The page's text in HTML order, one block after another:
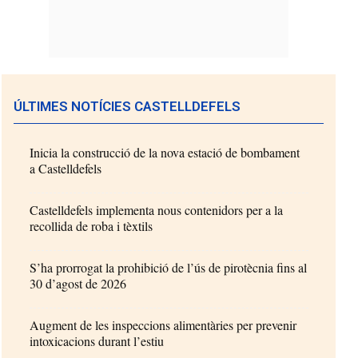
ÚLTIMES NOTÍCIES CASTELLDEFELS
Inicia la construcció de la nova estació de bombament
a Castelldefels
Castelldefels implementa nous contenidors per a la
recollida de roba i tèxtils
S’ha prorrogat la prohibició de l’ús de pirotècnia fins al
30 d’agost de 2026
Augment de les inspeccions alimentàries per prevenir
intoxicacions durant l’estiu